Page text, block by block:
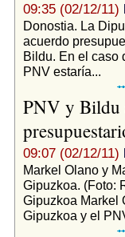
09:35 (02/12/11)
Donostia. La
acuerdo
Bildu. En el caso
PNV estaría...
PNV y Bildu
09:07 (02/12/11)
Markel Olano y
Gipuzkoa. (Foto:
Gipuzkoa Markel
Gipuzkoa y el